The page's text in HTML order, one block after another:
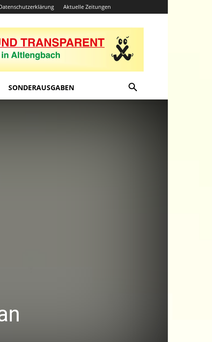
Aktuelle Zeitungen
SONDERAUSGABEN